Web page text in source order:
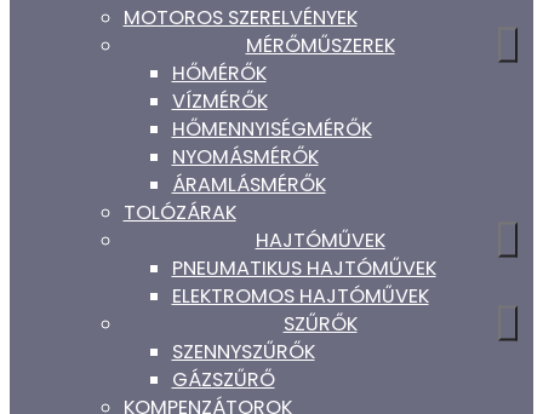
MOTOROS SZERELVÉNYEK
MÉRŐMŰSZEREK
HŐMÉRŐK
VÍZMÉRŐK
HŐMENNYISÉGMÉRŐK
NYOMÁSMÉRŐK
ÁRAMLÁSMÉRŐK
TOLÓZÁRAK
HAJTÓMŰVEK
PNEUMATIKUS HAJTÓMŰVEK
ELEKTROMOS HAJTÓMŰVEK
SZŰRŐK
SZENNYSZŰRŐK
GÁZSZŰRŐ
KOMPENZÁTOROK